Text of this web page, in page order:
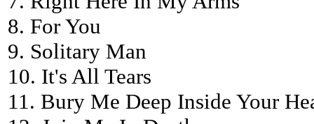
8. For You
9. Solitary Man
10. It's All Tears
11. Bury Me Deep Inside Your